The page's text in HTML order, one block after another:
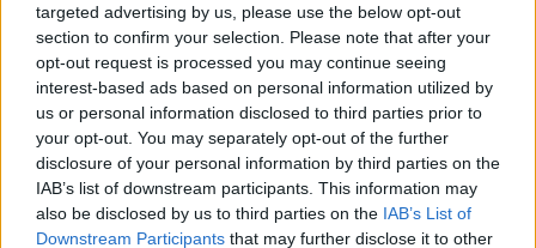
targeted advertising by us, please use the below opt-out
section to confirm your selection. Please note that after your
opt-out request is processed you may continue seeing
interest-based ads based on personal information utilized by
us or personal information disclosed to third parties prior to
your opt-out. You may separately opt-out of the further
disclosure of your personal information by third parties on the
IAB’s list of downstream participants. This information may
also be disclosed by us to third parties on the IAB’s List of
Downstream Participants that may further disclose it to other